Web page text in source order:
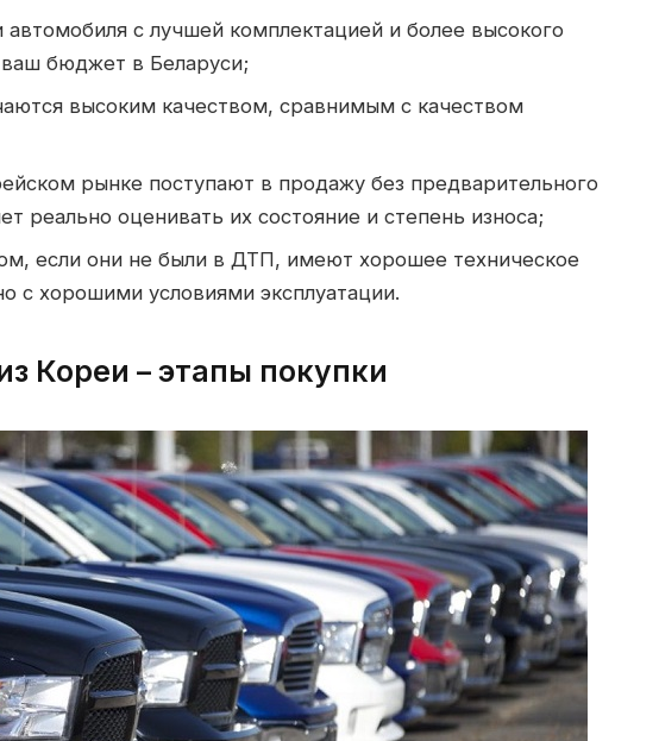
автомобиля с лучшей комплектацией и более высокого
ваш бюджет в Беларуси;
высоким качеством, сравнимым с качеством
рынке поступают в продажу без предварительного
реально оценивать их состояние и степень износа;
если они не были в ДТП, имеют хорошее техническое
с хорошими условиями эксплуатации.
Кореи – этапы покупки